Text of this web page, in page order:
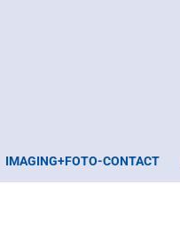
IMAGING+FOTO-CONTACT